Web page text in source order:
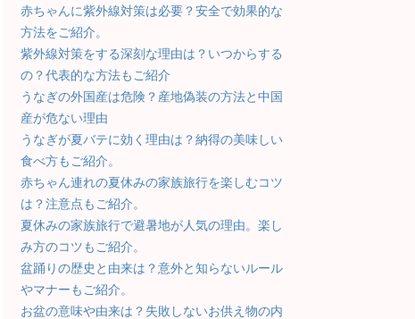
赤ちゃんに紫外線対策は必要？安全で効果的な
方法をご紹介。
紫外線対策をする深刻な理由は？いつからする
の？代表的な方法もご紹介
うなぎの外国産は危険？産地偽装の方法と中国
産が危ない理由
うなぎが夏バテに効く理由は？納得の美味しい
食べ方もご紹介。
赤ちゃん連れの夏休みの家族旅行を楽しむコツ
は？注意点もご紹介。
夏休みの家族旅行で避暑地が人気の理由。楽し
み方のコツもご紹介。
盆踊りの歴史と由来は？意外と知らないルール
やマナーもご紹介。
お盆の意味や由来は？失敗しないお供え物の内